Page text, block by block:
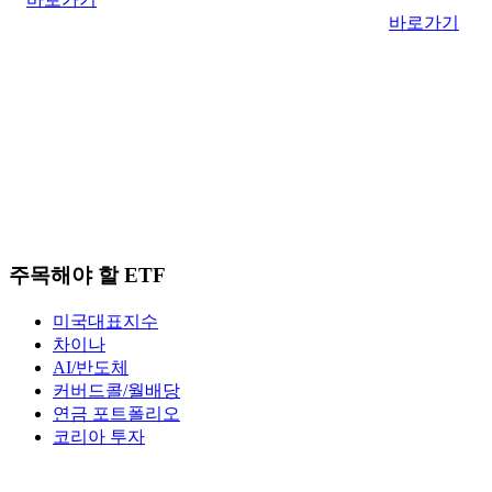
바로가기
주목해야 할 ETF
미국대표지수
차이나
AI/반도체
커버드콜/월배당
연금 포트폴리오
코리아 투자